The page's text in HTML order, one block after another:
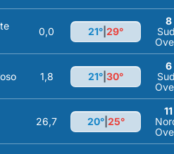
0,0 21° 29°
8
1,8 21° 30°
6
26,7 20°| 25°
11